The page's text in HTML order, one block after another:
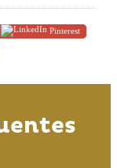
Pinterest